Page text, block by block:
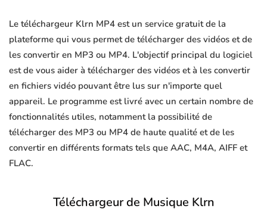
Le téléchargeur Klrn MP4 est un service gratuit de la
plateforme qui vous permet de télécharger des vidéos et de
les convertir en MP3 ou MP4. L'objectif principal du logiciel
est de vous aider à télécharger des vidéos et à les convertir
en fichiers vidéo pouvant être lus sur n'importe quel
appareil. Le programme est livré avec un certain nombre de
fonctionnalités utiles, notamment la possibilité de
télécharger des MP3 ou MP4 de haute qualité et de les
convertir en différents formats tels que AAC, M4A, AIFF et
FLAC.
Téléchargeur de Musique Klrn